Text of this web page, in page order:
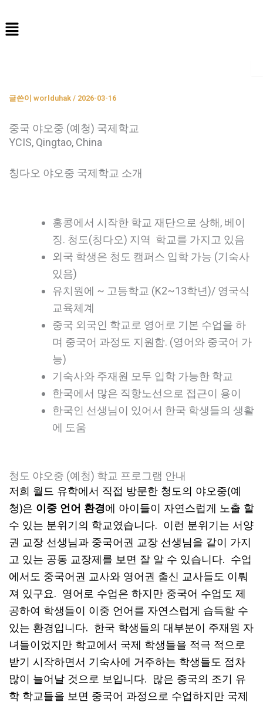
텐
기
Menu
글쓴이 worlduhak / 2026-03-16
중국 야오중 (예청) 국제학교
YCIS, Qingtao, China
칭다오 야오중 국제학교 소개
홍콩에서 시작한 학교 재단으로 상해, 베이
징. 청도(칭다오) 지역 학교를 가지고 있음
외국 학생은 청도 캠퍼스 입학 가능 (기숙사
있음)
유치원에 ~ 고등학교 (K2~13학년)/ 영국식
교육체계
중국 외국인 학교로 영어로 기본 수업을 하
며 중국어 과정도 지원함. (영어와 중국어 가
능)
기숙사와 주재원 모두 입학 가능한 학교
한국에서 많은 직항노선으로 접근이 용이
한국인 선생님이 있어서 한국 학생들의 생활
에 도움
청도 야오중 (예청) 학교 프로그램 안내
저희 월드 유학에서 직접 방문한 청도의 야오중(예
청)은 이중 언어 환경에 아이들이 자연스럽게 노출 할
수 있는 분위기의 학교였습니다. 이런 분위기는 서양
권 교장 선생님과 중국어권 교장 선생님을 같이 가지
고 있는 공동 교장제를 보면 잘 알 수 있습니다. 수업
에서도 중국어권 교사와 영어권 출신 교사들도 이뤄
져 있구요. 영어로 수업은 하지만 중국어 수업도 제
공하여 학생들이 이중 언어를 자연스럽게 습득할 수
있는 환경입니다. 한국 학생들의 대부분이 주재원 자
녀들이었지만 학교에서 국제 학생들을 적극 적으로
받기 시작하면서 기숙사에 거주하는 학생들도 점차
많이 늘어날 것으로 보입니다. 많은 중국의 조기 유
학 학교들을 보면 중국어 과정으로 수업하지만 국제